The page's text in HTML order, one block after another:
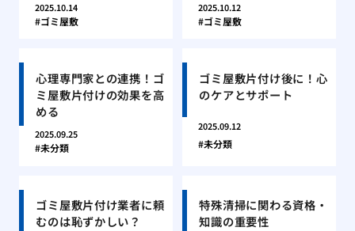
2025.10.14
ゴミ屋敷
2025.10.12
ゴミ屋敷
心理専門家との連携！ゴ
ミ屋敷片付けの効果を高
める
2025.09.25
未分類
ゴミ屋敷片付け後に！心
のケアとサポート
2025.09.12
未分類
ゴミ屋敷片付け業者に頼
むのは恥ずかしい？
特殊清掃に関わる資格・
知識の重要性